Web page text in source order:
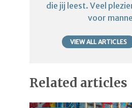
die jij leest. Veel
voor
VIEW ALL ARTICLES
Related articles